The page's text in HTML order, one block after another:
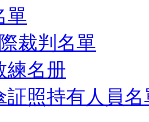
單
裁判名單
練名册
証照持有人員名